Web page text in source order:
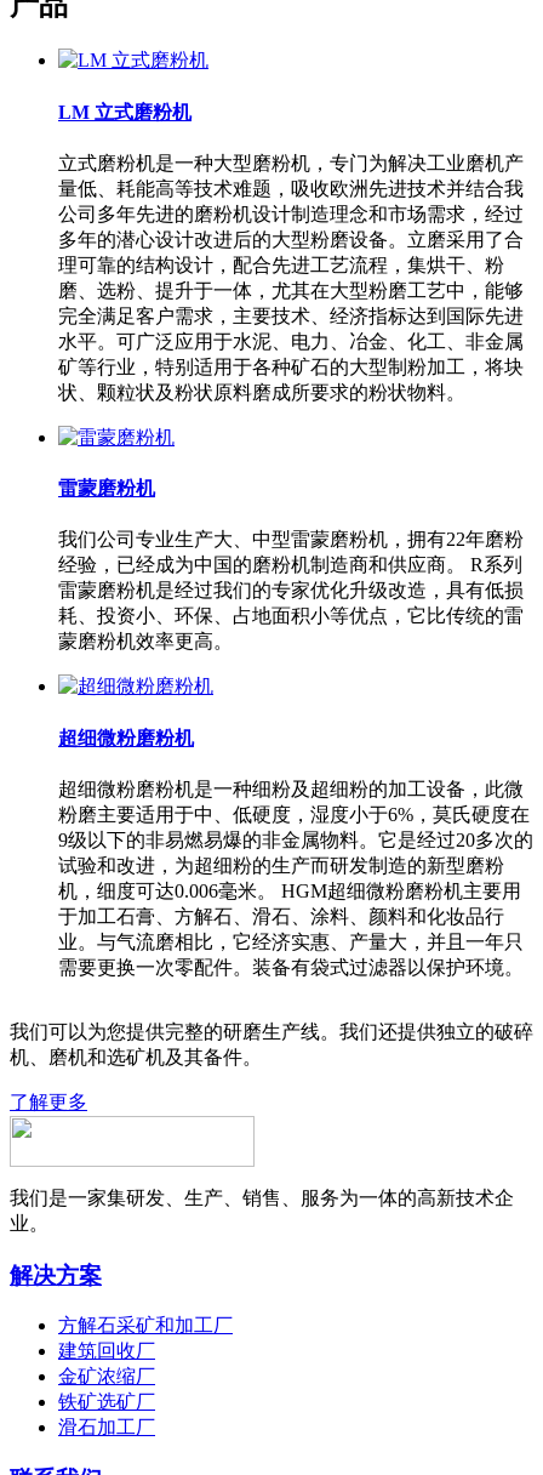
LM 立式磨粉机
立式磨粉机是一种大型磨粉机，专门为解决工业磨机产
量低、耗能高等技术难题，吸收欧洲先进技术并结合我
公司多年先进的磨粉机设计制造理念和市场需求，经过
多年的潜心设计改进后的大型粉磨设备。立磨采用了合
理可靠的结构设计，配合先进工艺流程，集烘干、粉
磨、选粉、提升于一体，尤其在大型粉磨工艺中，能够
完全满足客户需求，主要技术、经济指标达到国际先进
水平。可广泛应用于水泥、电力、冶金、化工、非金属
矿等行业，特别适用于各种矿石的大型制粉加工，将块
状、颗粒状及粉状原料磨成所要求的粉状物料。
雷蒙磨粉机
我们公司专业生产大、中型雷蒙磨粉机，拥有22年磨粉
经验，已经成为中国的磨粉机制造商和供应商。 R系列
雷蒙磨粉机是经过我们的专家优化升级改造，具有低损
耗、投资小、环保、占地面积小等优点，它比传统的雷
蒙磨粉机效率更高。
超细微粉磨粉机
超细微粉磨粉机是一种细粉及超细粉的加工设备，此微
粉磨主要适用于中、低硬度，湿度小于6%，莫氏硬度在
9级以下的非易燃易爆的非金属物料。它是经过20多次的
试验和改进，为超细粉的生产而研发制造的新型磨粉
机，细度可达0.006毫米。 HGM超细微粉磨粉机主要用
于加工石膏、方解石、滑石、涂料、颜料和化妆品行
业。与气流磨相比，它经济实惠、产量大，并且一年只
需要更换一次零配件。装备有袋式过滤器以保护环境。
我们可以为您提供完整的研磨生产线。我们还提供独立的破碎
机、磨机和选矿机及其备件。
了解更多
我们是一家集研发、生产、销售、服务为一体的高新技术企
业。
解决方案
方解石采矿和加工厂
建筑回收厂
金矿浓缩厂
铁矿选矿厂
滑石加工厂